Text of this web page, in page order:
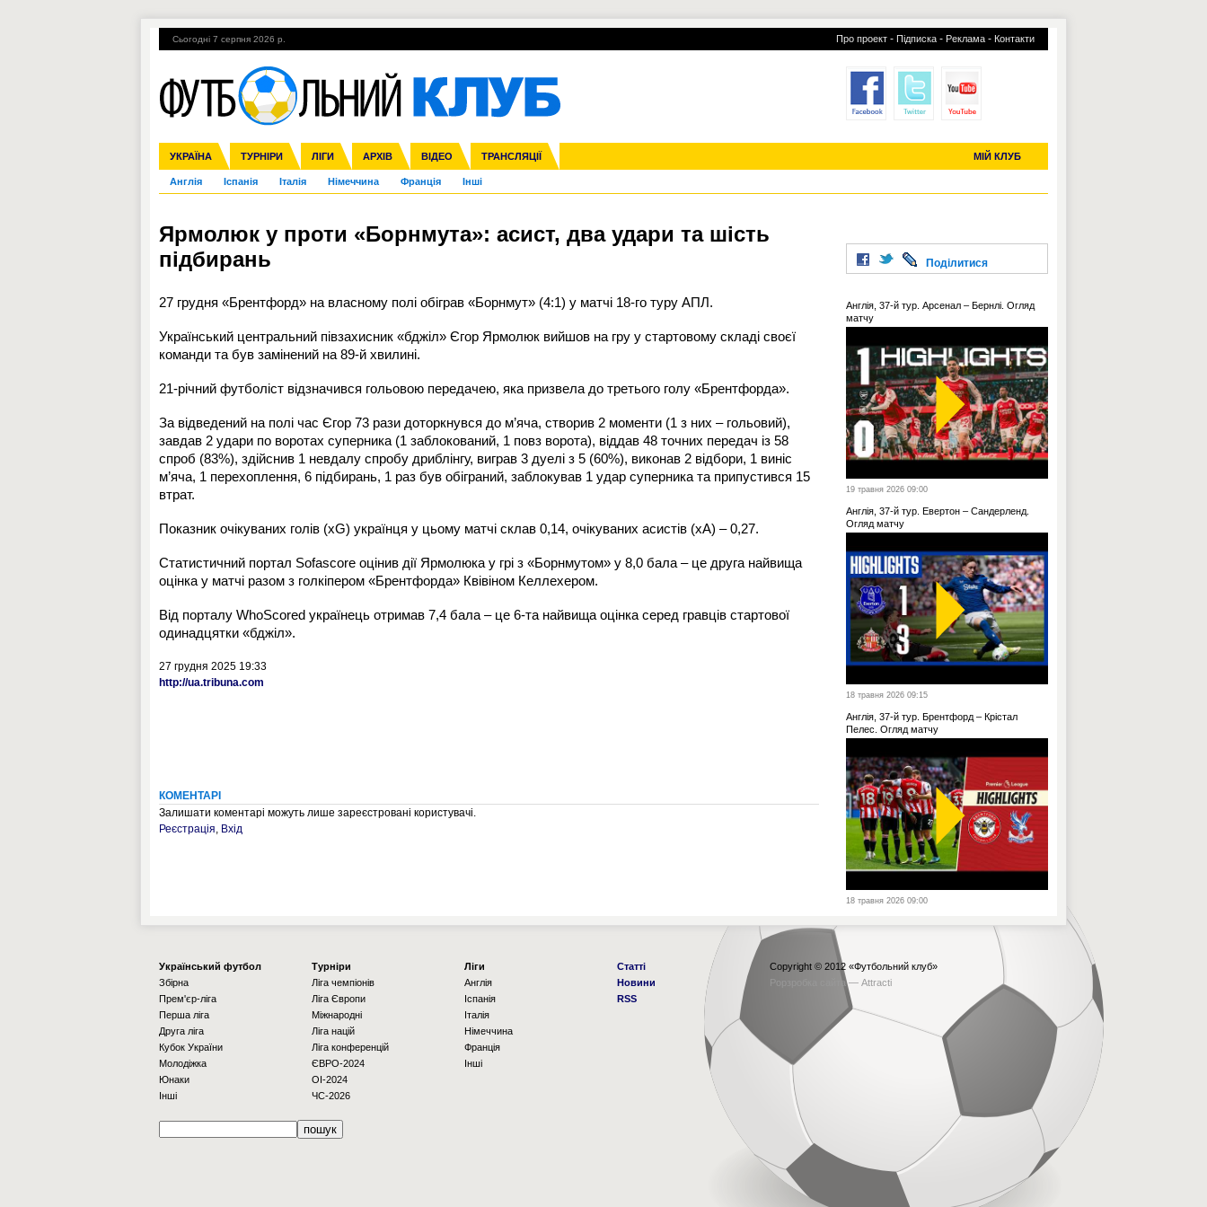
Сьогодні 7 серпня 2026 р. Про проект - Підписка - Реклама - Контакти
УКРАЇНА ТУРНІРИ ЛІГИ АРХІВ ВІДЕО ТРАНСЛЯЦІЇ МІЙ КЛУБ
Збірна Прем'єр-ліга Перша ліга Друга ліга Кубок України Молодіжка
Ліга чемпіонів Ліга Європи Міжнародні Ліга націй Ліга конференцій
Англія Іспанія Італія Німеччина Франція Інші
ЧС-2014 ЄВРО-2016 Росія Кубок конфедерацій ЧЄ-2015 (U-21)
Гарячі теми УПЛ, 1-й тур ВІЙНА УПЛ-ПЕРЕХОДИ УСІ ТРАНСФЕРИ
Ярмолюк у проти «Борнмута»: асист, два удари та шість
підбирань
27 грудня «Брентфорд» на власному полі обіграв «Борнмут» (4:1) у матчі 18-го туру АПЛ.
Український центральний півзахисник «бджіл» Єгор Ярмолюк вийшов на гру у стартовому складі своєї
команди та був замінений на 89-й хвилині.
21-річний футболіст відзначився гольовою передачею, яка призвела до третього голу «Брентфорда».
За відведений на полі час Єгор 73 рази доторкнувся до м’яча, створив 2 моменти (1 з них – гольовий),
завдав 2 удари по воротах суперника (1 заблокований, 1 повз ворота), віддав 48 точних передач із 58
спроб (83%), здійснив 1 невдалу спробу дриблінгу, виграв 3 дуелі з 5 (60%), виконав 2 відбори, 1 виніс
м’яча, 1 перехоплення, 6 підбирань, 1 раз був обіграний, заблокував 1 удар суперника та припустився 15
втрат.
Показник очікуваних голів (xG) українця у цьому матчі склав 0,14, очікуваних асистів (xA) – 0,27.
Статистичний портал Sofascore оцінив дії Ярмолюка у грі з «Борнмутом» у 8,0 бала – це друга найвища
оцінка у матчі разом з голкіпером «Брентфорда» Квівіном Келлехером.
Від порталу WhoScored українець отримав 7,4 бала – це 6-та найвища оцінка серед гравців стартової
одинадцятки «бджіл».
27 грудня 2025 19:33
http://ua.tribuna.com
КОМЕНТАРІ
Залишати коментарі можуть лише зареєстровані користувачі.
Реєстрація, Вхід
Поділитися
Англія, 37-й тур. Арсенал – Бернлі. Огляд
матчу
19 травня 2026 09:00
Англія, 37-й тур. Евертон – Сандерленд.
Огляд матчу
18 травня 2026 09:15
Англія, 37-й тур. Брентфорд – Крістал
Пелес. Огляд матчу
18 травня 2026 09:00
Українcький футбол
Збірна
Прем'єр-ліга
Перша ліга
Друга ліга
Кубок України
Молодіжка
Юнаки
Інші
Турніри
Ліга чемпіонів
Ліга Європи
Міжнародні
Ліга націй
Ліга конференцій
ЄВРО-2024
OI-2024
ЧС-2026
Ліги
Англія
Іспанія
Італія
Німеччина
Франція
Інші
Статті
Новини
RSS
Copyright © 2012 «Футбольний клуб»
Рорзробка сайта — Attracti